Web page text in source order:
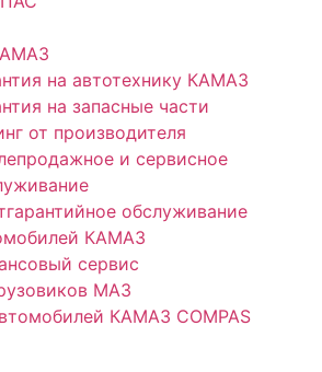
на автотехнику КАМАЗ
на запасные части
от производителя
и сервисное
обслуживание
КАМАЗ
сервис
МАЗ
КАМАЗ COMPAS